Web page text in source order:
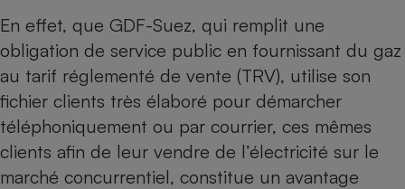
En effet, que GDF-Suez, qui remplit une
obligation de service public en fournissant du gaz
au tarif réglementé de vente (TRV), utilise son
fichier clients très élaboré pour démarcher
téléphoniquement ou par courrier, ces mêmes
clients afin de leur vendre de l’électricité sur le
marché concurrentiel, constitue un avantage
Plaque de cuisson à
induction
Téléphone mobile -
Smartphone
Radiateur électrique